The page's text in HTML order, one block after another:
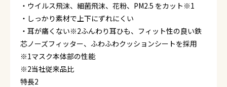
・ウイルス飛沫、細菌飛沫、花粉、PM2.5 をカット※1
・しっかり素材で上下にずれにくい
・耳が痛くない※2ふんわり耳ひも、フィット性の良い鉄
芯ノーズフィッター、ふわふわクッションシートを採用
※1マスク本体部の性能
※2当社従来品比
特長2